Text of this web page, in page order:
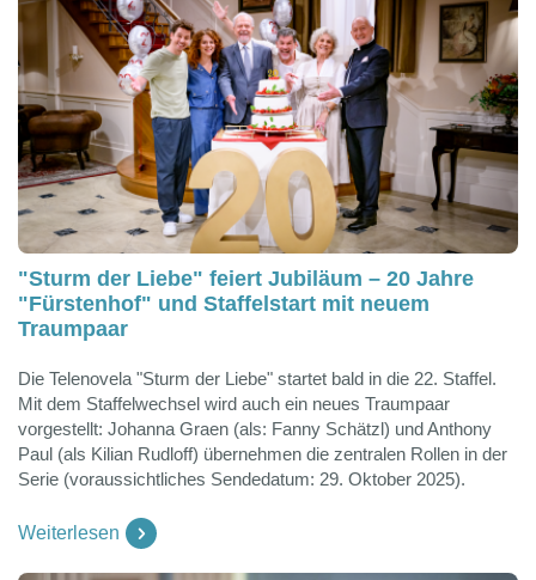
"Sturm der Liebe" feiert Jubiläum – 20 Jahre
"Fürstenhof" und Staffelstart mit neuem
Traumpaar
Die Telenovela "Sturm der Liebe" startet bald in die 22. Staffel.
Mit dem Staffelwechsel wird auch ein neues Traumpaar
vorgestellt: Johanna Graen (als: Fanny Schätzl) und Anthony
Paul (als Kilian Rudloff) übernehmen die zentralen Rollen in der
Serie (voraussichtliches Sendedatum: 29. Oktober 2025).
Weiterlesen